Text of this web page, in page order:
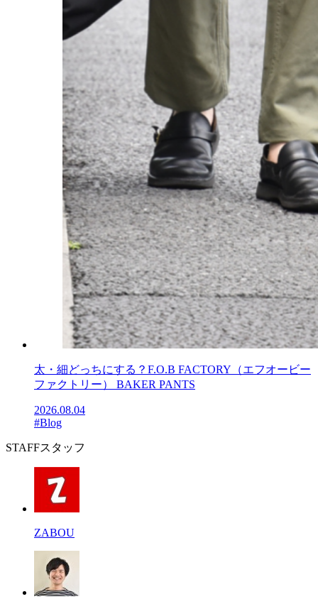
太・細どっちにする？F.O.B FACTORY（エフオービー
ファクトリー） BAKER PANTS
2026.08.04
#Blog
STAFFスタッフ
ZABOU